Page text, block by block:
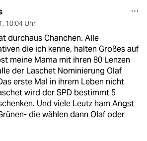
, 10:04 Uhr
durchaus Chanchen. Alle
die ich kenne, halten Großes auf
meine Mama mit ihren 80 Lenzen
der Laschet Nominierung Olaf
erste Mal in ihrem Leben nicht
wird der SPD bestimmt 5
Und viele Leutz ham Angst
die wählen dann Olaf oder